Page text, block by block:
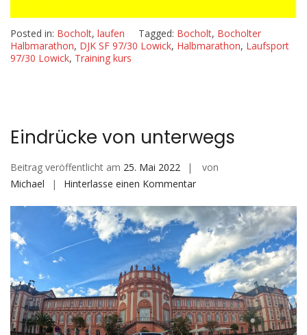
Posted in: Bocholt, laufen Tagged: Bocholt, Bocholter
Halbmarathon, DJK SF 97/30 Lowick, Halbmarathon, Laufsport
97/30 Lowick, Training kurs
Eindrücke von unterwegs
Beitrag veröffentlicht am 25. Mai 2022
von
Michael
Hinterlasse einen Kommentarauf
von
unterwegs